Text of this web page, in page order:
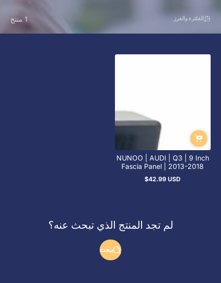
الفلترة والفرز 1 منتج
NUNOO | AUDI | Q3 | 9 Inch
Fascia Panel | 2013-2018
$42.99 USD
لم تجد المنتج الذي تبحث عنه؟
يبحث